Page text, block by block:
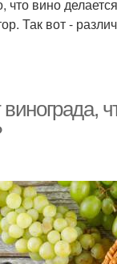
что вино
Так вот -